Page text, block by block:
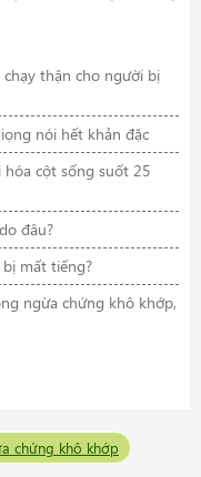
thận cho người bị
nói hết khản đặc
cột sống suốt 25
đâu?
mất tiếng?
ngừa chứng khô khớp,
chứng khô khớp